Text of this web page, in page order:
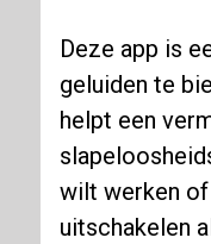
Deze app is
geluiden te
helpt een
wilt werken
uitschakelen